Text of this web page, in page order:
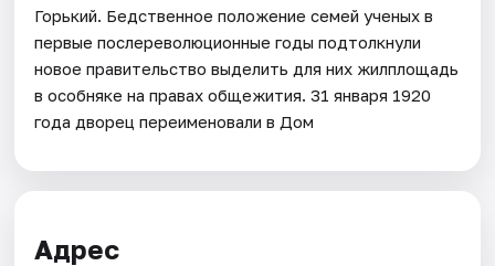
Горький. Бедственное положение семей ученых в
первые послереволюционные годы подтолкнули
новое правительство выделить для них жилплощадь
в особняке на правах общежития. 31 января 1920
года дворец переименовали в Дом
Адрес